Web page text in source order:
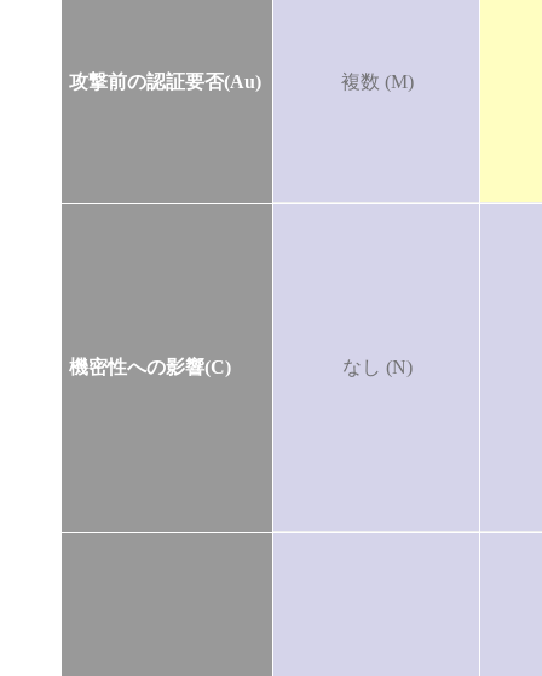
攻撃前の認証要否(Au) 複数 (M)
機密性への影響(C) なし (N)